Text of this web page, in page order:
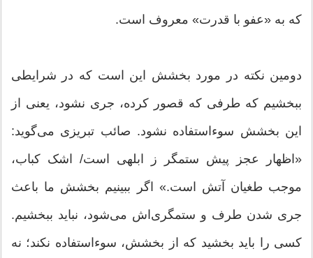
که به «عفو با قدرت» معروف است.
دومین نکته در مورد بخشش این است که در شرایطی
ببخشیم که طرفی که قصور کرده، جری نشود، یعنی از
این بخشش سوء‌استفاده نشود. صائب تبریزی می‌گوید:
«اظهار عجز پیش ستمگر ز ابلهی است/ اشک کباب،
موجب طغیان آتش است.» اگر ببینیم بخشش ما باعث
جری شدن طرف و ستمگری‌اش می‌شود، نباید ببخشیم.
کسی را باید بخشید که از بخشش، سوء‌استفاده نکند؛ نه